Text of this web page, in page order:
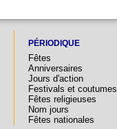
PÉRIODIQUE
Fêtes
Anniversaires
Jours d'action
Festivals et coutumes
Fêtes religieuses
Nom jours
Fêtes nationales